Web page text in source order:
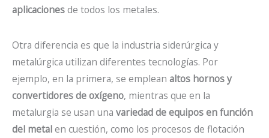
aplicacionesde todos los metales.
Otra diferencia es que la industria siderúrgica y
metalúrgica utilizan diferentes tecnologías. Por
ejemplo, en la primera, se emplean altos hornos y
convertidores de oxígeno, mientras que en la
metalurgia se usan una variedad de equipos en función
del metalen cuestión, como los procesos de flotación